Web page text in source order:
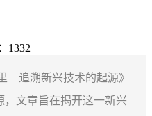
1332
—追溯新兴技术的起源》
文章旨在揭开这一新兴